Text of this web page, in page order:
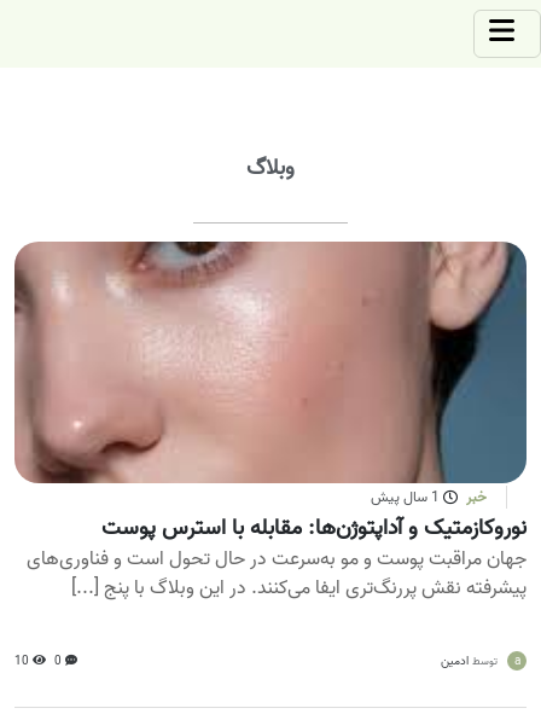
وبلاگ
خبر 1 سال پیش
نوروکازمتیک و آداپتوژن‌ها: مقابله با استرس پوست
جهان مراقبت پوست و مو به‌سرعت در حال تحول است و فناوری‌های
پیشرفته نقش پررنگ‌تری ایفا می‌کنند. در این وبلاگ با پنج [...]
a توسط ادمین 0
10